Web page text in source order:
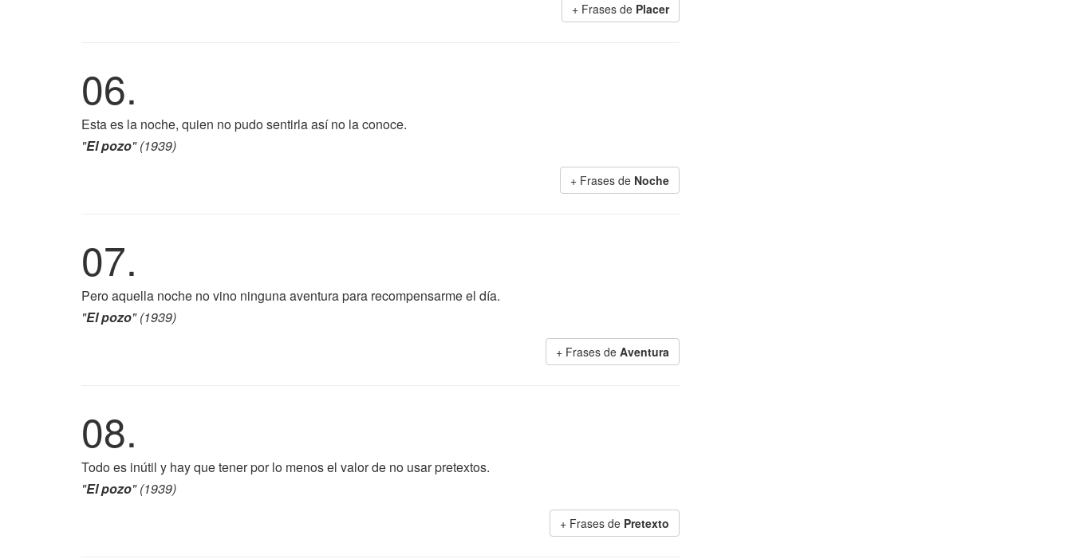
+ Frases de Placer
06.
Esta es la noche, quien no pudo sentirla así no la conoce.
"El pozo" (1939)
+ Frases de Noche
07.
Pero aquella noche no vino ninguna aventura para recompensarme el día.
"El pozo" (1939)
+ Frases de Aventura
08.
Todo es inútil y hay que tener por lo menos el valor de no usar pretextos.
"El pozo" (1939)
+ Frases de Pretexto